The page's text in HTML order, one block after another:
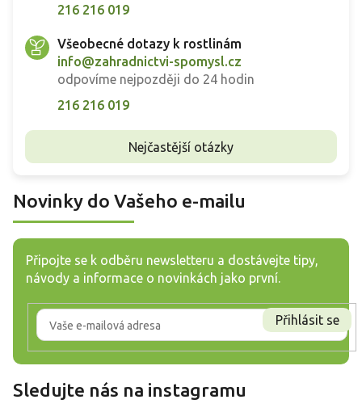
216 216 019
Všeobecné dotazy k rostlinám
info@zahradnictvi-spomysl.cz
odpovíme nejpozději do 24 hodin
216 216 019
Nejčastější otázky
Novinky do Vašeho e-mailu
Připojte se k odběru newsletteru a dostávejte tipy,
návody a informace o novinkách jako první.
Přihlásit se
Sledujte nás na instagramu